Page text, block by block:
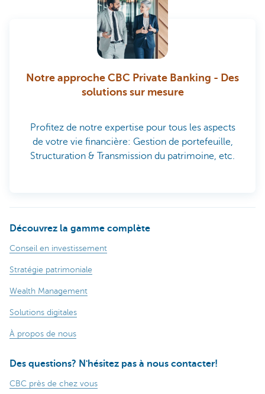
Notre approche CBC Private Banking - Des
solutions sur mesure
Profitez de notre expertise pour tous les aspects
de votre vie financière: Gestion de portefeuille,
Structuration & Transmission du patrimoine, etc.
Découvrez la gamme complète
Conseil en investissement
Stratégie patrimoniale
Wealth Management
Solutions digitales
À propos de nous
Des questions? N'hésitez pas à nous contacter!
CBC près de chez vous